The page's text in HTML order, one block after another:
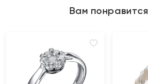
Вам понравится